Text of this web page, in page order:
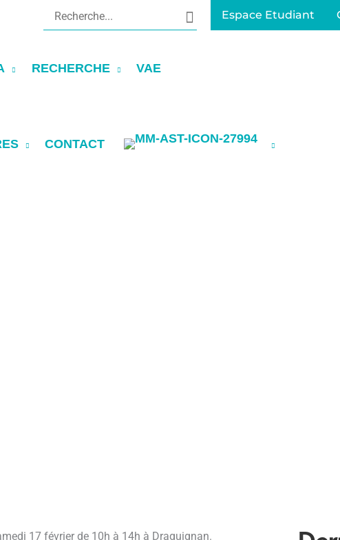
Rechercher: Espace Etudiant
RECHERCHE VAE
CONTACT
17 février de 10h à 14h à Draguignan.